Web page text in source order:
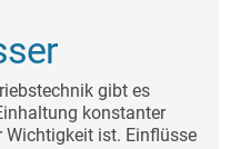
gibt es
konstanter
ist. Einflüsse